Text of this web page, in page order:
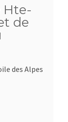
Hte-
de
des Alpes